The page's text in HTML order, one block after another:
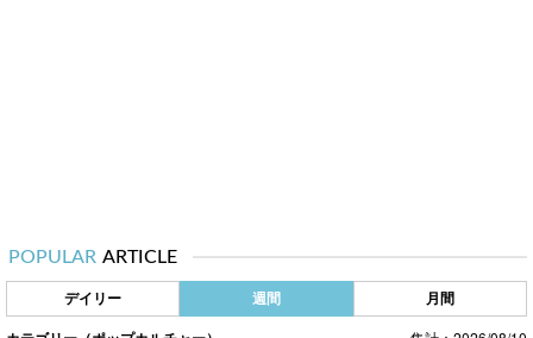
POPULAR ARTICLE
デイリー 週間 月間